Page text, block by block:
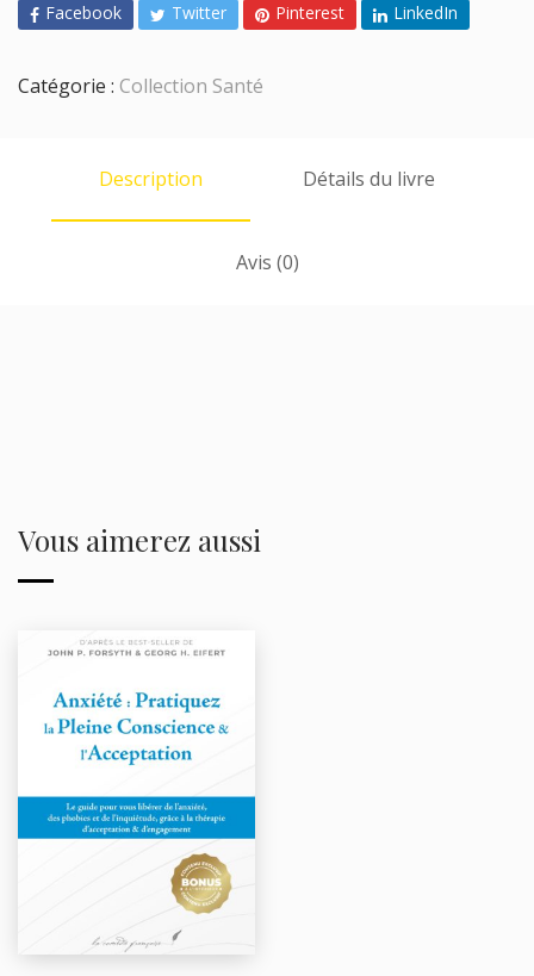
Facebook Twitter Pinterest LinkedIn
Catégorie : Collection Santé
Description Détails du livre
Avis (0)
Vous aimerez aussi